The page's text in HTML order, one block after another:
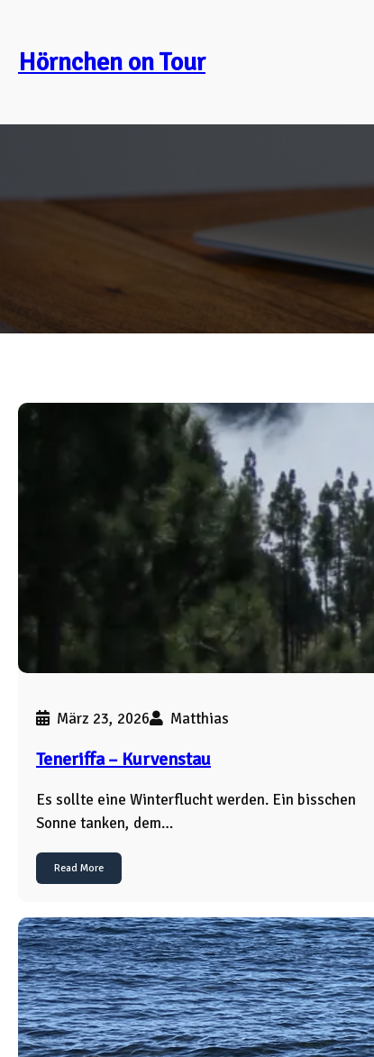
springen
Hörnchen on Tour
März 23, 2026 Matthias
Teneriffa – Kurvenstau
Es sollte eine Winterflucht werden. Ein bisschen
Sonne tanken, dem…
Read More